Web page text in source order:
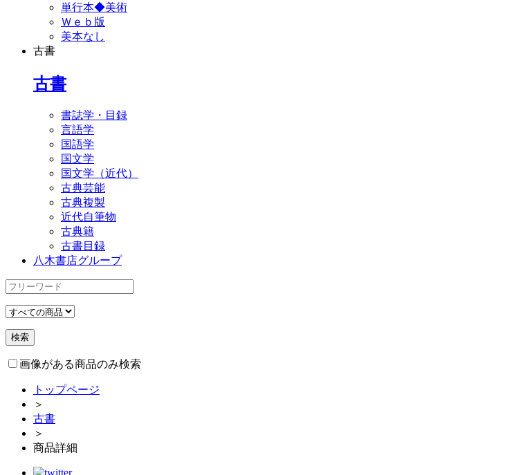
単行本◆美術
Ｗｅｂ版
美本なし
古書
古書
書誌学・目録
言語学
国語学
国文学
国文学（近代）
古典芸能
古典複製
近代自筆物
古典籍
古書目録
八木書店グループ
画像がある商品のみ検索
トップページ
＞
古書
＞
商品詳細